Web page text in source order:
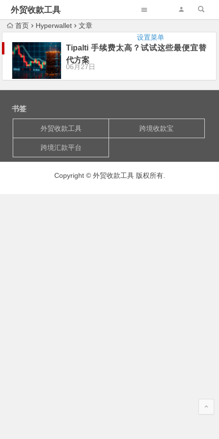
外贸收款工具
设置菜单
首页 Hyperwallet 文章
Tipalti 手续费太高？试试这些最便宜替
代方案
06月27日
书签
外贸收款工具 跨境收款宝
跨境汇款平台
Copyright © 外贸收款工具 版权所有.